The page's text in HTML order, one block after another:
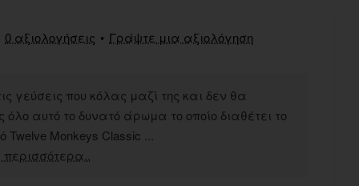
γεύσεις που κόλας μαζί της και δεν θα
όλο αυτό το δυνατό άρωμα το οποίο διαθέτει το
Twelve Monkeys Classic ...
0 αξιολογήσεις • Γράψτε μια αξιολόγηση